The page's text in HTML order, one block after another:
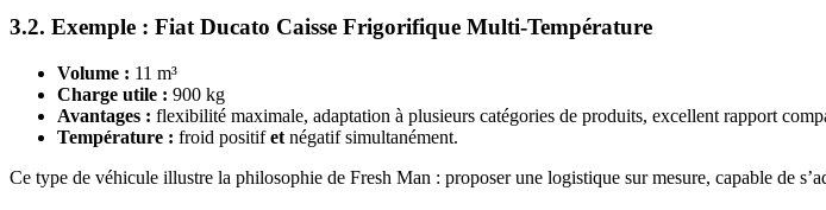
3.2. Exemple : Fiat Ducato Caisse Frigorifique Multi-Température
Volume : 11 m³
Charge utile : 900 kg
Avantages : flexibilité maximale, adaptation à plusieurs catégories de produits, excellent rapport
Température : froid positifet négatif simultanément.
Ce type de véhicule illustre la philosophie de Fresh Man : proposer une logistique sur mesure, capable de